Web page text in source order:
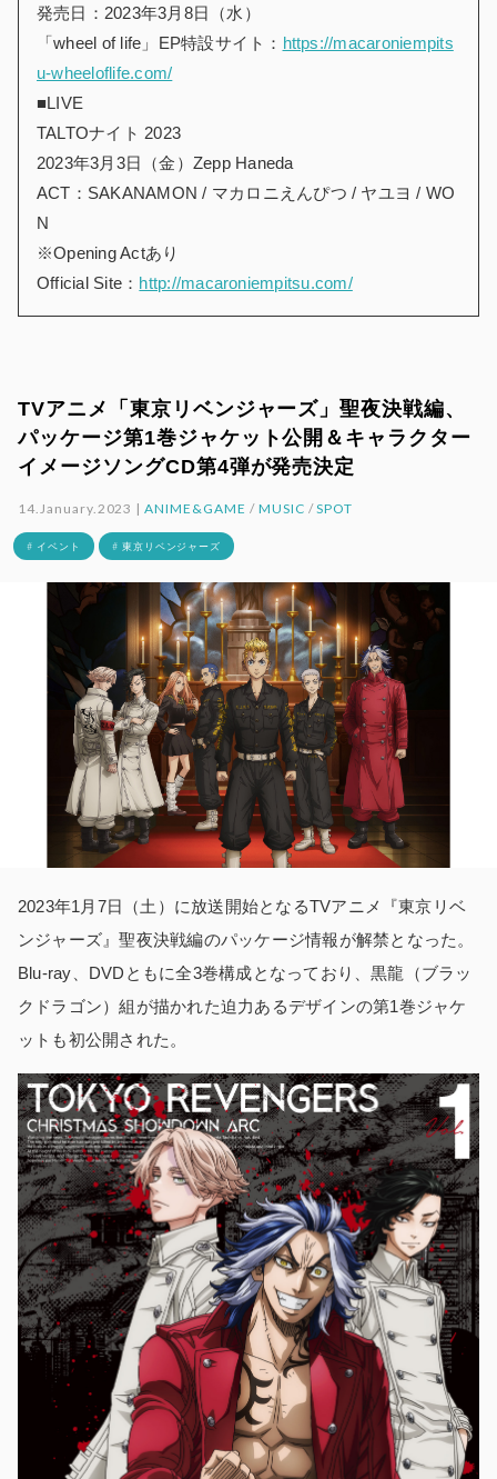
発売日：2023年3月8日（水）
「wheel of life」EP特設サイト： https://macaroniempits
u-wheeloflife.com/
■LIVE
TALTOナイト 2023
2023年3月3日（金）Zepp Haneda
ACT：SAKANAMON / マカロニえんぴつ / ヤユヨ / WO
N
※Opening Actあり
Official Site： http://macaroniempitsu.com/
TVアニメ「東京リベンジャーズ」聖夜決戦編、
パッケージ第1巻ジャケット公開＆キャラクター
イメージソングCD第4弾が発売決定
14.January.2023 |ANIME&GAME / MUSIC /SPOT
# イベント # 東京リベンジャーズ
2023年1月7日（土）に放送開始となるTVアニメ『東京リベ
ンジャーズ』聖夜決戦編のパッケージ情報が解禁となった。
Blu-ray、DVDともに全3巻構成となっており、黒龍（ブラッ
クドラゴン）組が描かれた迫力あるデザインの第1巻ジャケ
ットも初公開された。